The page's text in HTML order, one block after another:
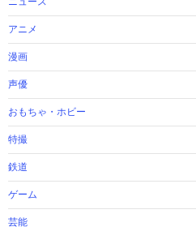
アニメ
漫画
声優
おもちゃ・ホビー
特撮
鉄道
ゲーム
芸能